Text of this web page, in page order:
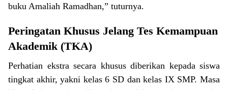
buku Amaliah Ramadhan,” tuturnya.
Peringatan Khusus Jelang Tes Kemampuan
Akademik (TKA)
Perhatian ekstra secara khusus diberikan kepada siswa
tingkat akhir, yakni kelas 6 SD dan kelas IX SMP. Masa